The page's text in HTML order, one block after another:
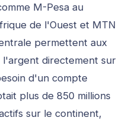
M-Pesa au
de l'Ouest et MTN
permettent aux
l'argent directement sur
d'un compte
plus de 850 millions
sur le continent,